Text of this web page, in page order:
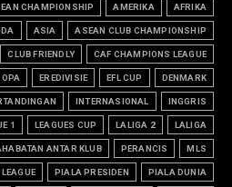
AFRIKA
AMERIKA
CHAMPIONSHIP
ASEAN CLUB CHAMPIONSHIP
ASIA
CAF CHAMPIONS LEAGUE
CLUB FRIENDLY
DENMARK
EFL CUP
EREDIVISIE
INGGRIS
INTERNASIONAL
LALIGA
LALIGA 2
LEAGUES CUP
1
MLS
PERANCIS
ANTAR KLUB
PIALA DUNIA
PIALA PRESIDEN